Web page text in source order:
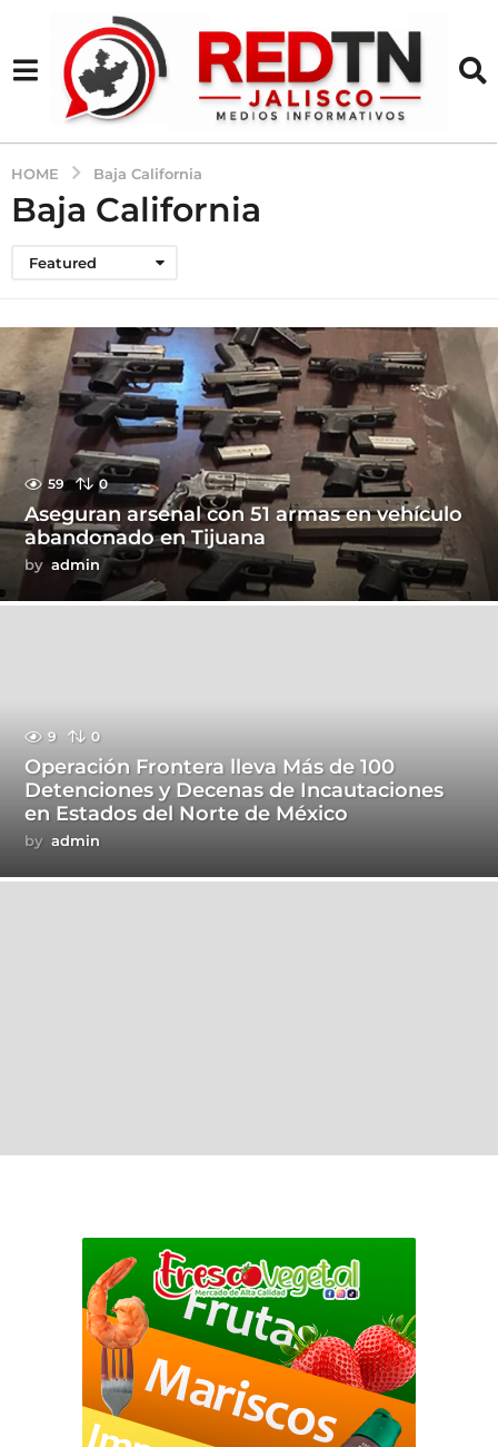
HOME Baja California
Baja California
Featured
59 0
Aseguran arsenal con 51 armas en vehículo
abandonado en Tijuana
by admin
9 0
Operación Frontera lleva Más de 100
Detenciones y Decenas de Incautaciones
en Estados del Norte de México
by admin